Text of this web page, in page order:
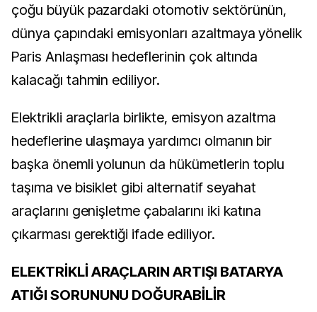
çoğu büyük pazardaki otomotiv sektörünün,
dünya çapındaki emisyonları azaltmaya yönelik
Paris Anlaşması hedeflerinin çok altında
kalacağı tahmin ediliyor.
Elektrikli araçlarla birlikte, emisyon azaltma
hedeflerine ulaşmaya yardımcı olmanın bir
başka önemli yolunun da hükümetlerin toplu
taşıma ve bisiklet gibi alternatif seyahat
araçlarını genişletme çabalarını iki katına
çıkarması gerektiği ifade ediliyor.
ELEKTRİKLİ ARAÇLARIN ARTIŞI BATARYA
ATIĞI SORUNUNU DOĞURABİLİR